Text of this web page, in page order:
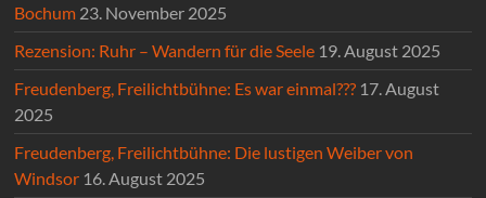
Bochum 23. November 2025
Rezension: Ruhr – Wandern für die Seele 19. August 2025
Freudenberg, Freilichtbühne: Es war einmal??? 17. August
2025
Freudenberg, Freilichtbühne: Die lustigen Weiber von
Windsor 16. August 2025